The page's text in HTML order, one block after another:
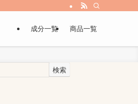
成分一覧 商品一覧
検索